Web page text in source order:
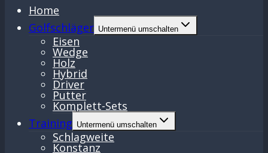
Home
Golfschläger Untermenü umschalten
Eisen
Wedge
Holz
Hybrid
Driver
Putter
Komplett-Sets
Training Untermenü umschalten
Schlagweite
Konstanz